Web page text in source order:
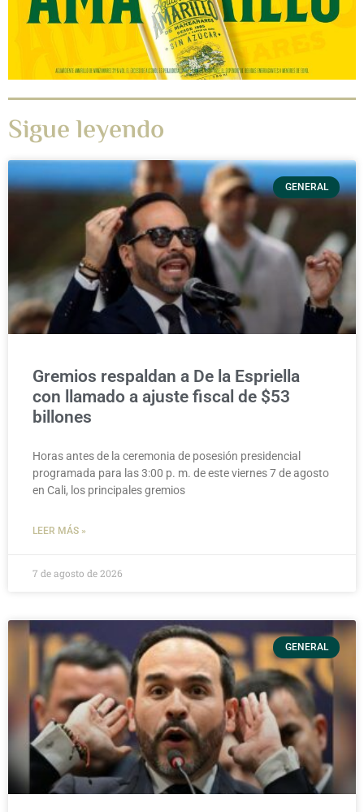
Sigue leyendo
GENERAL
Gremios respaldan a De la Espriella
con llamado a ajuste fiscal de $53
billones
Horas antes de la ceremonia de posesión presidencial
programada para las 3:00 p. m. de este viernes 7 de agosto
en Cali, los principales gremios
LEER MÁS »
7 de agosto de 2026
GENERAL